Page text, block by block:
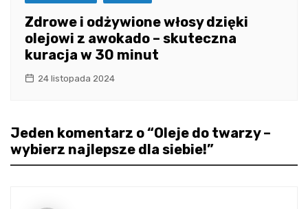
Zdrowe i odżywione włosy dzięki
olejowi z awokado – skuteczna
kuracja w 30 minut
24 listopada 2024
Jeden komentarz o “Oleje do twarzy –
wybierz najlepsze dla siebie!”